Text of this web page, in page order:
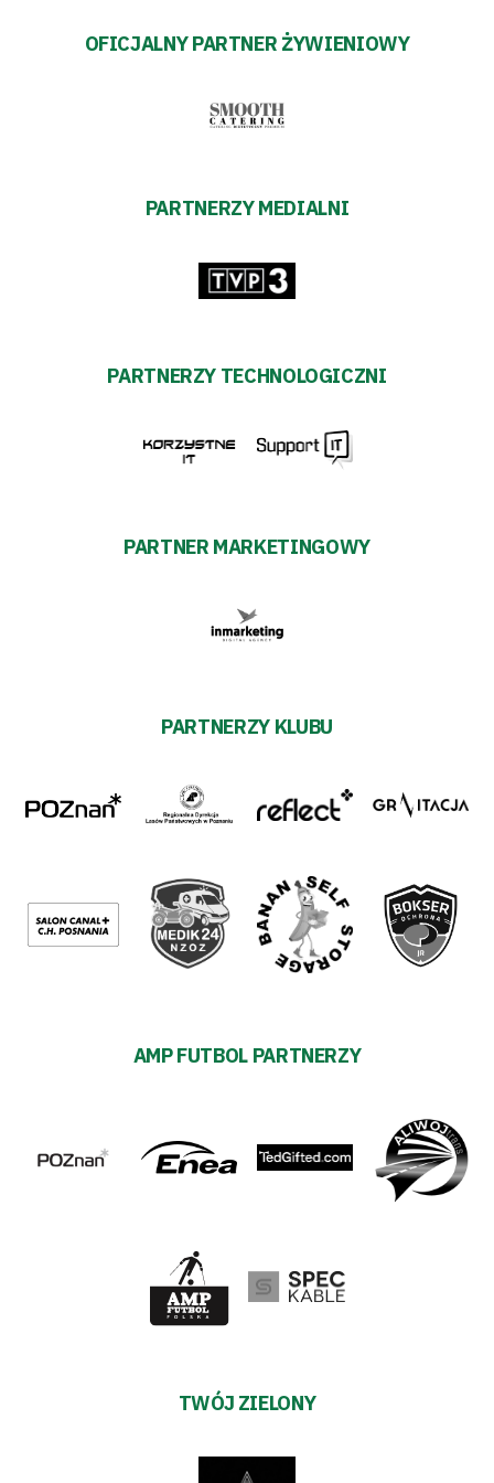
OFICJALNY PARTNER ŻYWIENIOWY
PARTNERZY MEDIALNI
PARTNERZY TECHNOLOGICZNI
PARTNER MARKETINGOWY
PARTNERZY KLUBU
AMP FUTBOL PARTNERZY
TWÓJ ZIELONY